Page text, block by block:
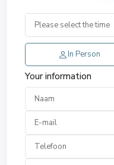
In Person
Your information